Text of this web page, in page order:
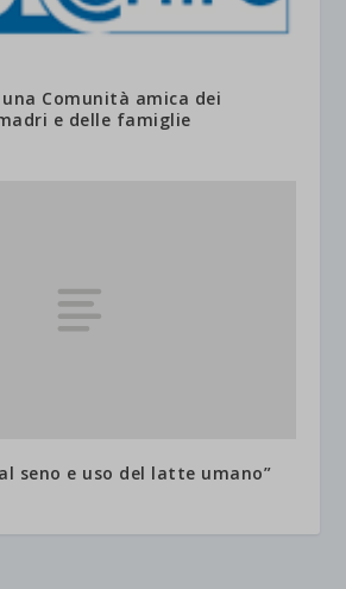
Comunità amica dei
e delle famiglie
seno e uso del latte umano”